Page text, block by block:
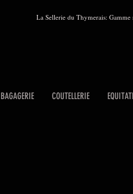
La Sellerie du Thymerais:
BAGAGERIE COUTELLERIE